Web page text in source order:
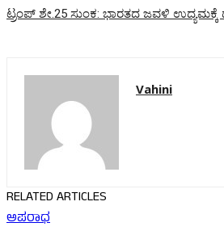
ಟ್ರಂಪ್ ಶೇ.25 ಸುಂಕ: ಭಾರತದ ಜವಳಿ ಉದ್ಯಮಕ್ಕೆ
Vahini
RELATED ARTICLES
ಅಪರಾಧ